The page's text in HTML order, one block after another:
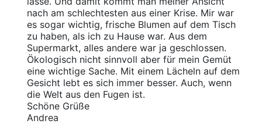
nach am schlechtesten aus einer Krise. Mir war
es sogar wichtig, frische Blumen auf dem Tisch
zu haben, als ich zu Hause war. Aus dem
Supermarkt, alles andere war ja geschlossen.
Ökologisch nicht sinnvoll aber für mein Gemüt
eine wichtige Sache. Mit einem Lächeln auf dem
Gesicht lebt es sich immer besser. Auch, wenn
die Welt aus den Fugen ist.
Schöne Grüße
Andrea